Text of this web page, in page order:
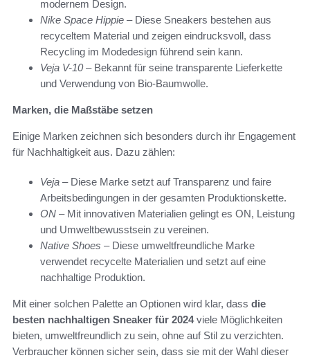
modernem Design.
Nike Space Hippie – Diese Sneakers bestehen aus
recyceltem Material und zeigen eindrucksvoll, dass
Recycling im Modedesign führend sein kann.
Veja V-10– Bekannt für seine transparente Lieferkette
und Verwendung von Bio-Baumwolle.
Marken, die Maßstäbe setzen
Einige Marken zeichnen sich besonders durch ihr Engagement
für Nachhaltigkeit aus. Dazu zählen:
Veja – Diese Marke setzt auf Transparenz und faire
Arbeitsbedingungen in der gesamten Produktionskette.
ON – Mit innovativen Materialien gelingt es ON, Leistung
und Umweltbewusstsein zu vereinen.
Native Shoes – Diese umweltfreundliche Marke
verwendet recycelte Materialien und setzt auf eine
nachhaltige Produktion.
Mit einer solchen Palette an Optionen wird klar, dass die
besten nachhaltigen Sneaker für 2024viele Möglichkeiten
bieten, umweltfreundlich zu sein, ohne auf Stil zu verzichten.
Verbraucher können sicher sein, dass sie mit der Wahl dieser